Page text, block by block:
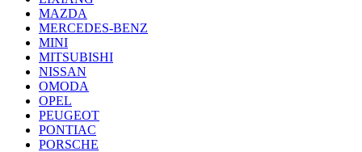
MAZDA
MERCEDES-BENZ
MINI
MITSUBISHI
NISSAN
OMODA
OPEL
PEUGEOT
PONTIAC
PORSCHE